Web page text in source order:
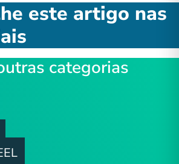
este artigo nas
categorias